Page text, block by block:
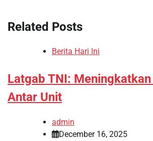
Related Posts
Berita Hari Ini
Latgab TNI:
Antar Unit
admin
December 16, 2025